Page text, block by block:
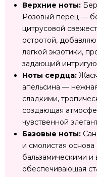
Верхние ноты:
Розовый перец —
цитрусовой
остротой,
легкой экзотики,
задающий
Ноты сердца:
апельсина —
сладкими,
создающая
чувственной
Базовые ноты:
и смолистая
бальзамическими и
обеспечивающая